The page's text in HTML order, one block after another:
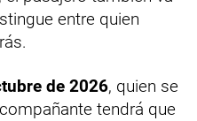
entre quien
de 2026, quien se
tendrá que